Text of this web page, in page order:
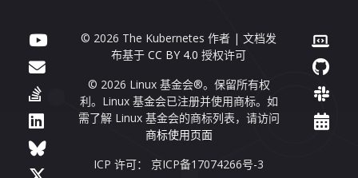
© 2026 The Kubernetes 作者 | 文档发
布基于CC BY 4.0 授权许可
© 2026 Linux 基金会®。保留所有权
利。Linux 基金会已注册并使用商标。如
需了解 Linux 基金会的商标列表，请访问
商标使用页面
ICP 许可： 京ICP备17074266号-3